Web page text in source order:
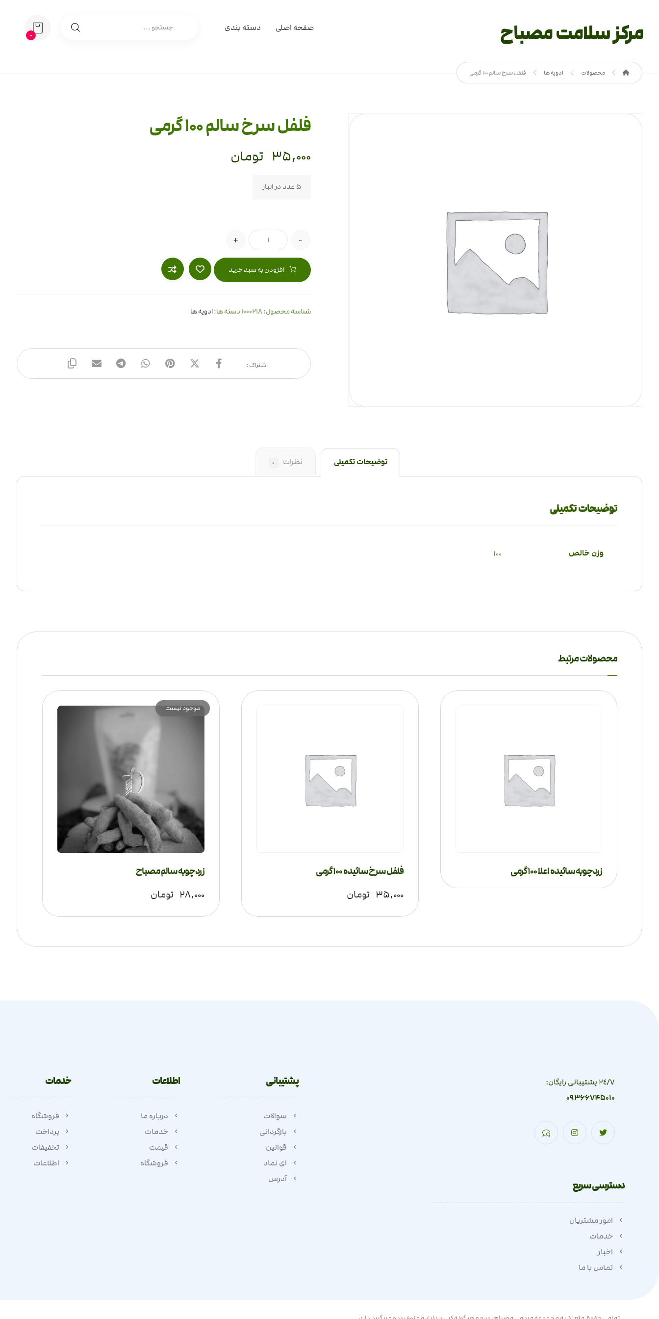
مرکز سلامت مصباح 0
صفحه اصلی دسته بندی
محصولات ادویه ها فلفل سرخ سالم 100 گرمی
فلفل سرخ سالم 100 گرمی
۳۵,۰۰۰ تومان
5 عدد در انبار
-
+
افزودن به سبد خرید
شناسه محصول:1000218 دسته ها:ادویه ها
توضیحات تکمیلی نظرات 0
توضیحات تکمیلی
وزن خالص 100
محصولات مرتبط
زردچوبه سائیده اعلا 100 گرمی فلفل سرخ سائیده 100 گرمی
۳۵,۰۰۰ تومان
زردچوبه سالم مصباح
۲۸,۰۰۰ تومان
موجود نیست
٢٤/٧ پشتیبانی رایگان:
09366745010
دسترسی سریع
امور مشتریان
خدمات
اخبار
تماس با ما
پشتیبانی
سوالات
بازگردانی
قوانین
ای نماد
آدرس
اطلاعات
درباره ما
خدمات
قیمت
فروشگاه
خدمات
فروشگاه
پرداخت
تخفیفات
اطلاعات